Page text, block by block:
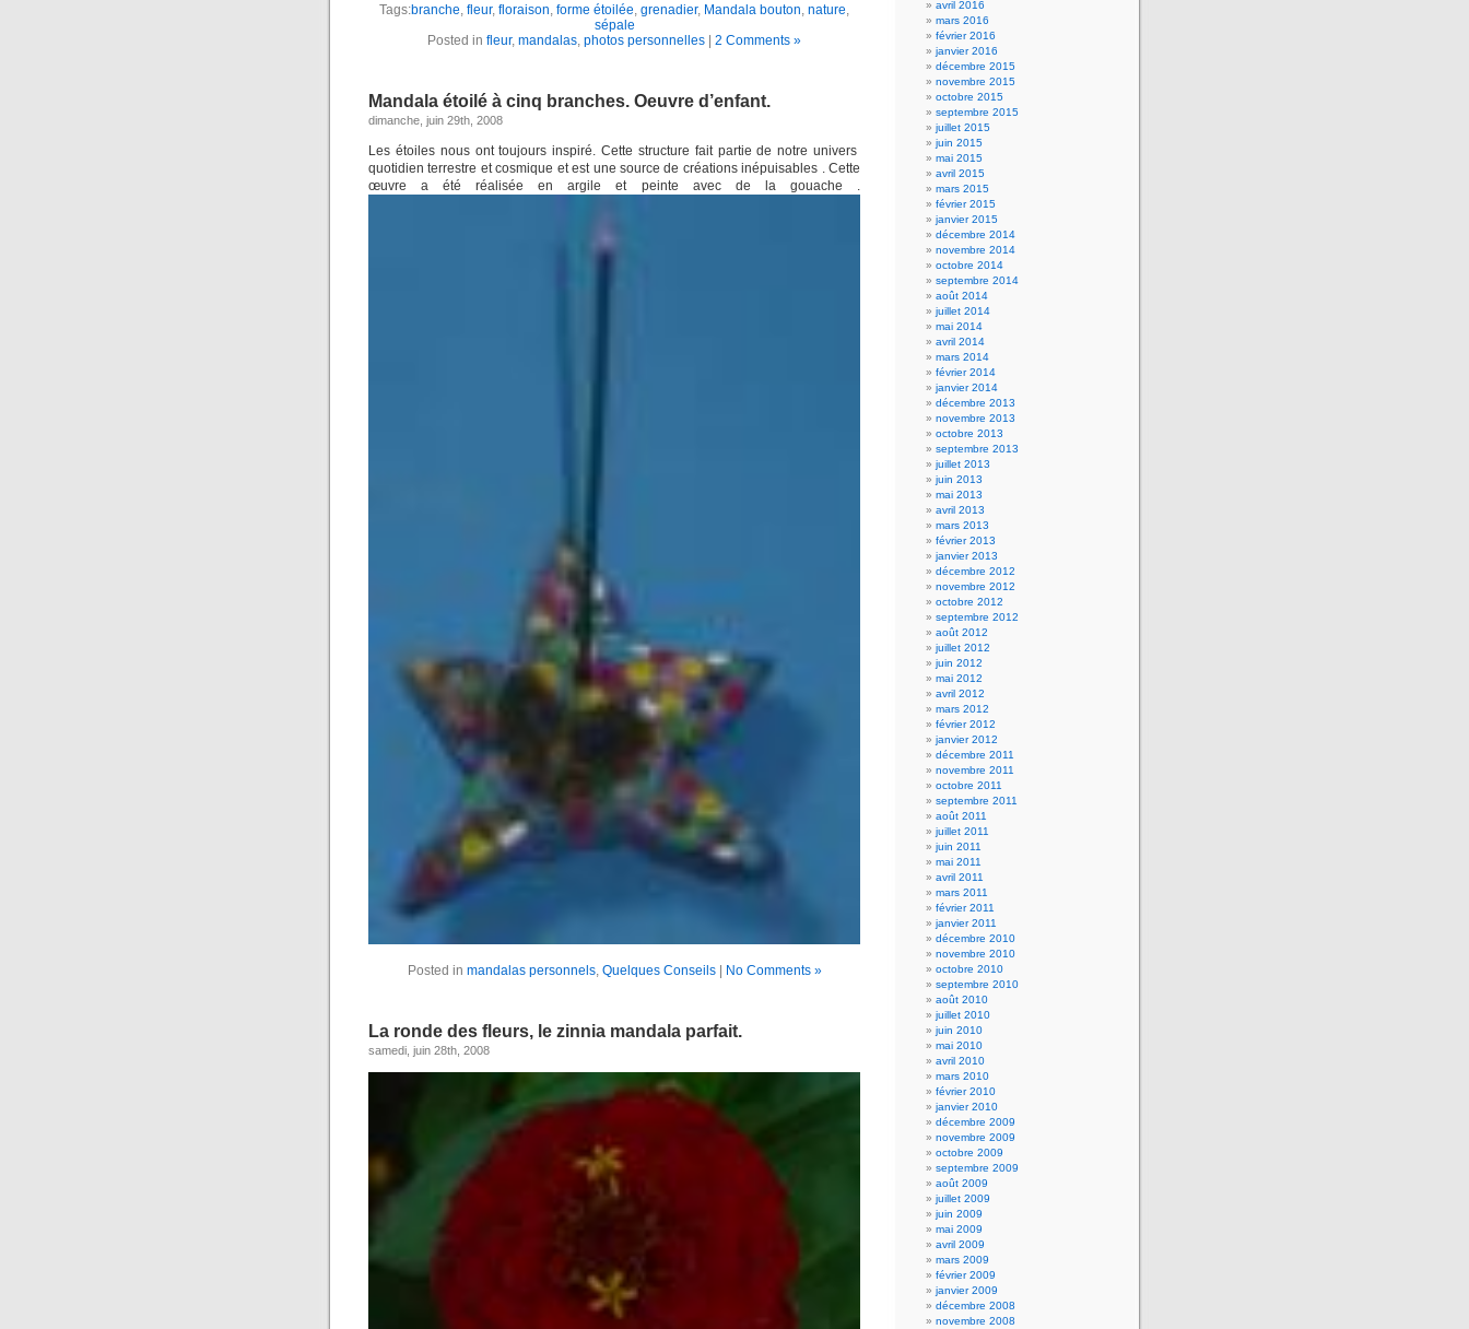
Tags:branche, fleur, floraison, forme étoilée, grenadier, Mandala bouton, nature,
sépale
Posted in fleur, mandalas, photos personnelles 2 Comments »
Mandala étoilé à cinq branches. Oeuvre d’enfant.
dimanche, juin 29th, 2008
Les étoiles nous ont toujours inspiré. Cette structure fait partie de notre univers
quotidien terrestre et cosmique et est une source de créations inépuisables . Cette
œuvre a été réalisée en argile et peinte avec de la gouache .
Posted in mandalas personnels, Quelques Conseils| No Comments »
La ronde des fleurs, le zinnia mandala parfait.
samedi, juin 28th, 2008
avril 2016
mars 2016
février 2016
janvier 2016
décembre 2015
novembre 2015
octobre 2015
septembre 2015
juillet 2015
juin 2015
mai 2015
avril 2015
mars 2015
février 2015
janvier 2015
décembre 2014
novembre 2014
octobre 2014
septembre 2014
août 2014
juillet 2014
mai 2014
avril 2014
mars 2014
février 2014
janvier 2014
décembre 2013
novembre 2013
octobre 2013
septembre 2013
juillet 2013
juin 2013
mai 2013
avril 2013
mars 2013
février 2013
janvier 2013
décembre 2012
novembre 2012
octobre 2012
septembre 2012
août 2012
juillet 2012
juin 2012
mai 2012
avril 2012
mars 2012
février 2012
janvier 2012
décembre 2011
novembre 2011
octobre 2011
septembre 2011
août 2011
juillet 2011
juin 2011
mai 2011
avril 2011
mars 2011
février 2011
janvier 2011
décembre 2010
novembre 2010
octobre 2010
septembre 2010
août 2010
juillet 2010
juin 2010
mai 2010
avril 2010
mars 2010
février 2010
janvier 2010
décembre 2009
novembre 2009
octobre 2009
septembre 2009
août 2009
juillet 2009
juin 2009
mai 2009
avril 2009
mars 2009
février 2009
janvier 2009
décembre 2008
novembre 2008